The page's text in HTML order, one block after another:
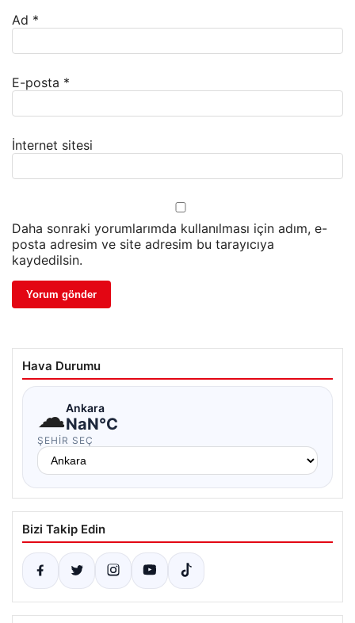
Ad *
E-posta *
İnternet sitesi
Daha sonraki yorumlarımda kullanılması için adım, e-
posta adresim ve site adresim bu tarayıcıya
kaydedilsin.
Hava Durumu
☁Ankara
NaN°C
ŞEHIR SEÇ
Bizi Takip Edin